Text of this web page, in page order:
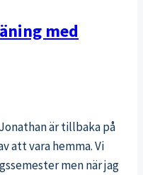
med
är tillbaka på
att vara hemma. Vi
men när jag